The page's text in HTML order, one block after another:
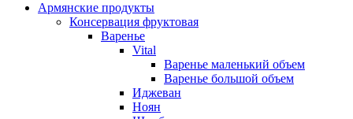
Армянские продукты
Консервация фруктовая
Варенье
Vital
Варенье маленький объем
Варенье большой объем
Иджеван
Ноян